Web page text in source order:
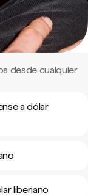
desde cualquier
a dólar
liberiano